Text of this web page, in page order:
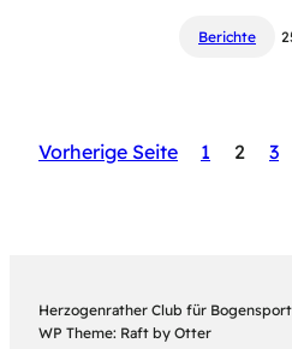
Berichte
Vorherige Seite 1 2 3
Herzogenrather Club für Bogensport
WP Theme: Raft by Otter